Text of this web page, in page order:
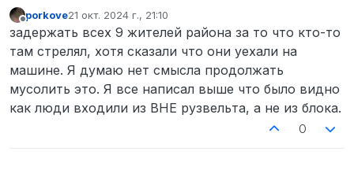
porkove21 окт. 2024 г., 21:10
отредактировано
задержать всех 9 жителей района за то что кто-то
там стрелял, хотя сказали что они уехали на
машине. Я думаю нет смысла продолжать
мусолить это. Я все написал выше что было видно
как люди входили из ВНЕ рузвельта, а не из блока.
0